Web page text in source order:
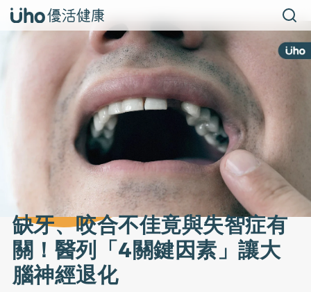
缺牙、咬合不佳竟與失智症有
關！醫列「4關鍵因素」讓大
腦神經退化